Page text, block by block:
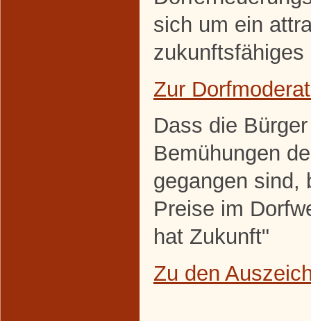
sich um ein
zukunftsfähiges
Zur
Dass die
Bemühungen
gegangen sind,
Preise im
hat Zukunft"
Zu den